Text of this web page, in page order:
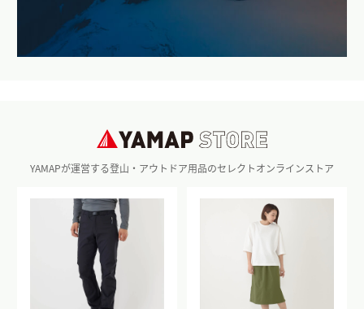
YAMAPが運営する登山・アウトドア用品のセレクトオンラインストア